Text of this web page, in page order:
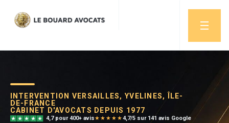
INTERVENTION VERSAILLES, YVELINES, ÎLE-
DE-FRANCE
CABINET D'AVOCATS DEPUIS 1977
4,7 pour 400+ avis★★★★★4,7/5 sur 141 avis Google